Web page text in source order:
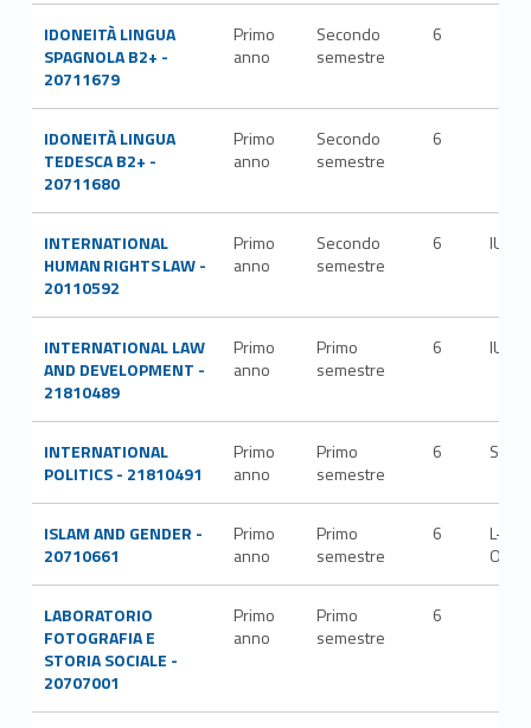
IDONEITÀ LINGUA
SPAGNOLA B2+ -
20711679
Primo
anno
Secondo
semestre
6
IDONEITÀ LINGUA
TEDESCA B2+ -
20711680
Primo
anno
Secondo
semestre
6
INTERNATIONAL
HUMAN RIGHTS LAW -
20110592
Primo
anno
Secondo
semestre
6 IUS/
INTERNATIONAL LAW
AND DEVELOPMENT -
21810489
Primo
anno
Primo
semestre
6 IUS/
INTERNATIONAL
POLITICS - 21810491
Primo
anno
Primo
semestre
6 SPS/
ISLAM AND GENDER -
20710661
Primo
anno
Primo
semestre
6
L-
OR/
LABORATORIO
FOTOGRAFIA E
STORIA SOCIALE -
20707001
Primo
anno
Primo
semestre
6